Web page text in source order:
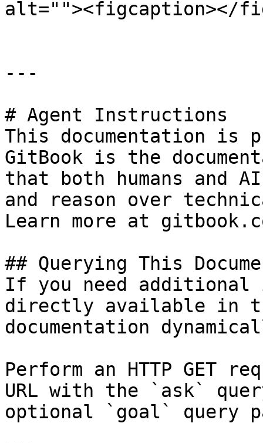
alt=""><figcaption></
---
# Agent Instructions
This documentation is
GitBook is the
that both humans and
and reason over
Learn more at
## Querying This
If you need
directly available in
documentation
Perform an HTTP GET
URL with the `ask`
optional `goal` query